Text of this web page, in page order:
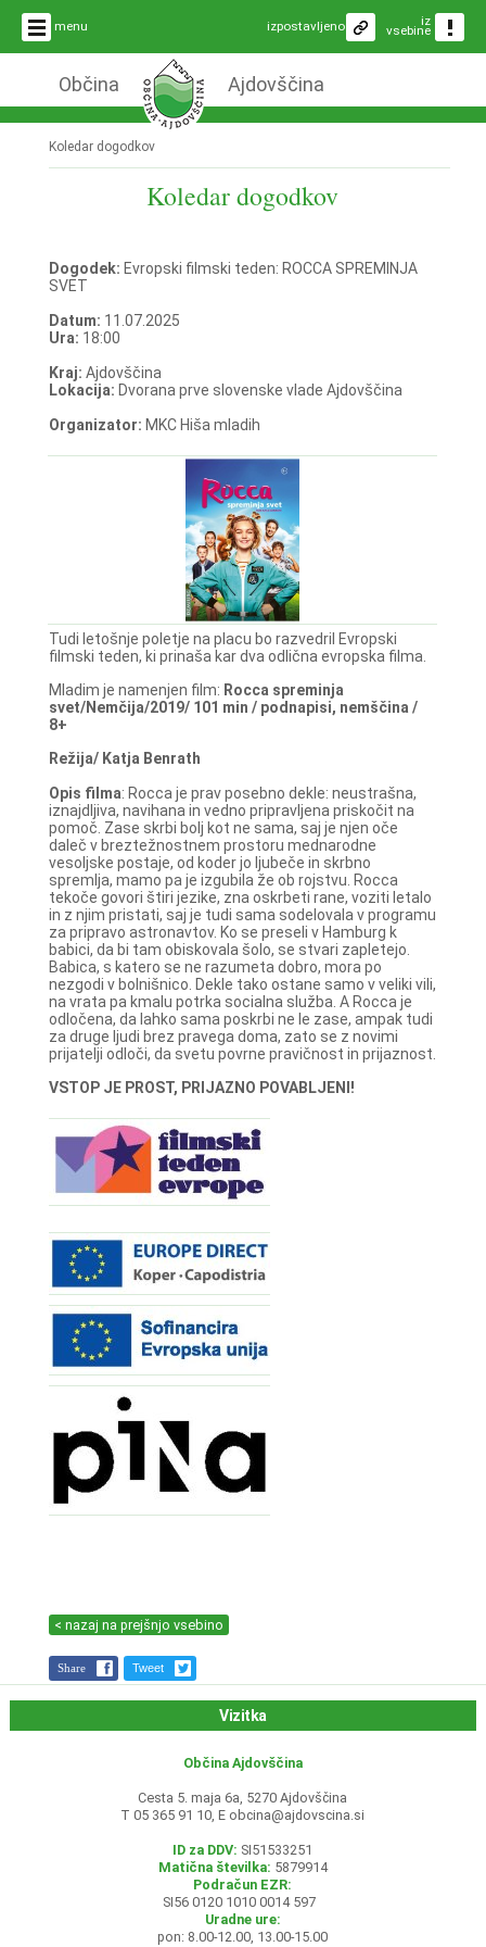
menu iz
vsebine
izpostavljeno
Občina Ajdovščina
Koledar dogodkov
Koledar dogodkov
Dogodek: Evropski filmski teden: ROCCA SPREMINJA
SVET
Datum: 11.07.2025
Ura: 18:00
Kraj: Ajdovščina
Lokacija: Dvorana prve slovenske vlade Ajdovščina
Organizator: MKC Hiša mladih
Tudi letošnje poletje na placu bo razvedril Evropski
filmski teden, ki prinaša kar dva odlična evropska filma.
Mladim je namenjen film: Rocca spreminja
svet/Nemčija/2019/ 101 min / podnapisi, nemščina /
8+
Režija/ Katja Benrath
Opis filma: Rocca je prav posebno dekle: neustrašna,
iznajdljiva, navihana in vedno pripravljena priskočit na
pomoč. Zase skrbi bolj kot ne sama, saj je njen oče
daleč v breztežnostnem prostoru mednarodne
vesoljske postaje, od koder jo ljubeče in skrbno
spremlja, mamo pa je izgubila že ob rojstvu. Rocca
tekoče govori štiri jezike, zna oskrbeti rane, voziti letalo
in z njim pristati, saj je tudi sama sodelovala v programu
za pripravo astronavtov. Ko se preseli v Hamburg k
babici, da bi tam obiskovala šolo, se stvari zapletejo.
Babica, s katero se ne razumeta dobro, mora po
nezgodi v bolnišnico. Dekle tako ostane samo v veliki vili,
na vrata pa kmalu potrka socialna služba. A Rocca je
odločena, da lahko sama poskrbi ne le zase, ampak tudi
za druge ljudi brez pravega doma, zato se z novimi
prijatelji odloči, da svetu povrne pravičnost in prijaznost.
VSTOP JE PROST, PRIJAZNO POVABLJENI!
< nazaj na prejšnjo vsebino
Share Tweet
Vizitka
Občina Ajdovščina
Cesta 5. maja 6a, 5270 Ajdovščina
T 05 365 91 10, E obcina@ajdovscina.si
ID za DDV: SI51533251
Matična številka: 5879914
Podračun EZR:
SI56 0120 1010 0014 597
Uradne ure:
pon: 8.00-12.00, 13.00-15.00